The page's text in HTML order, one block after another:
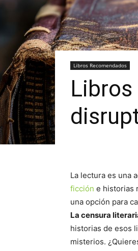
Libros Recomendados
La lectura es una
ficción e historias
una opción para
La censura
historias de esos
misterios.